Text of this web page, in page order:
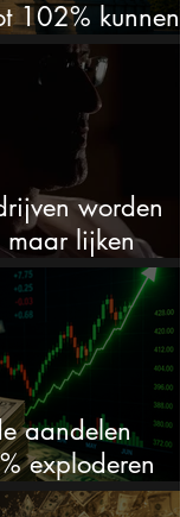
102% kunnen
worden
lijken
aandelen
exploderen